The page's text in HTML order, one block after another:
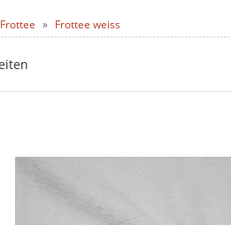
Frottee Frottee weiss